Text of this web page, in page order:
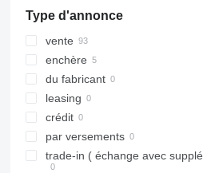
Type d'annonce
vente
enchère
du fabricant
leasing
crédit
par versements
trade-in ( échange avec